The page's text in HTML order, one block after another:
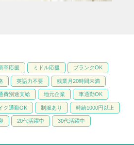
卒応援 ミドル応援 ブランクOK
英語力不要 残業月20時間未満
費別途支給 地元企業 車通勤OK
ク通勤OK 制服あり 時給1000円以上
20代活躍中 30代活躍中